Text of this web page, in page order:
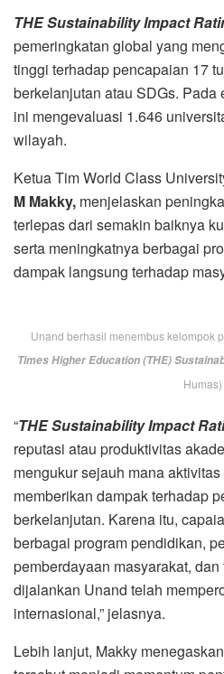
THE Sustainability Impact
pemeringkatan global yang
tinggi terhadap pencapaian 17
berkelanjutan atau SDGs. Pada
ini mengevaluasi 1.646
wilayah.
Ketua Tim World Class
M Makky, menjelaskan
terlepas dari semakin baiknya
serta meningkatnya berbagai
dampak langsung terhadap
Unand berhasil menembus kelompok
Times Higher Education (THE)
Humas)
“THE Sustainability Impact
reputasi atau produktivitas
mengukur sejauh mana
memberikan dampak terhadap
berkelanjutan. Karena itu,
berbagai program pendidikan,
pemberdayaan masyarakat,
dijalankan Unand telah
internasional,” jelasnya.
Lebih lanjut, Makky